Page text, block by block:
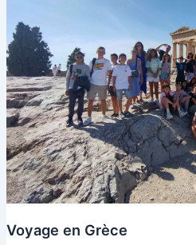
Voyage en Grèce